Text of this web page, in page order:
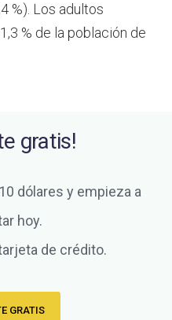
%). Los adultos
% de la población de
gratis!
dólares y empieza a
hoy.
de crédito.
GRATIS